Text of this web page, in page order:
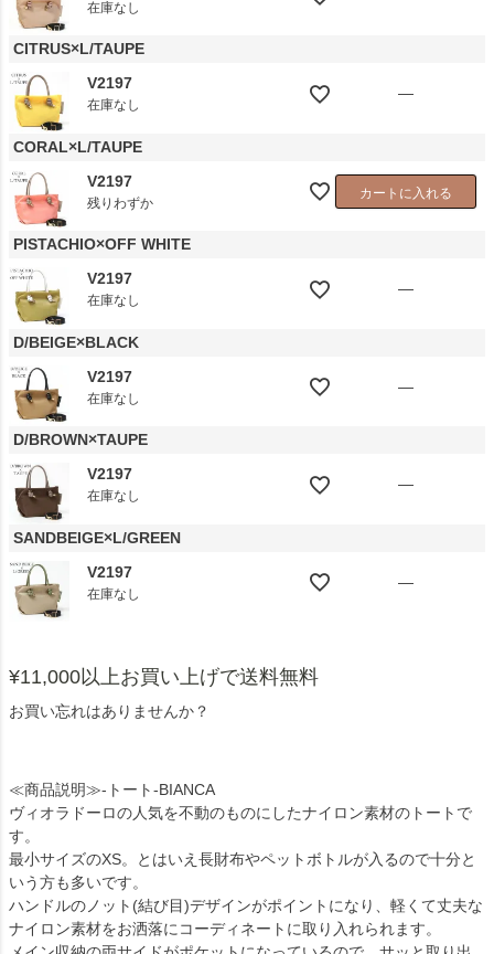
在庫なし
CITRUS×L/TAUPE
V2197
在庫なし
—
CORAL×L/TAUPE
V2197
残りわずか
カートに入れる
PISTACHIO×OFF WHITE
V2197
在庫なし
—
D/BEIGE×BLACK
V2197
在庫なし
—
D/BROWN×TAUPE
V2197
在庫なし
—
SANDBEIGE×L/GREEN
V2197
在庫なし
—
¥11,000以上お買い上げで送料無料
お買い忘れはありませんか？
≪商品説明≫-トート-BIANCA
ヴィオラドーロの人気を不動のものにしたナイロン素材のトートで
す。
最小サイズのXS。とはいえ長財布やペットボトルが入るので十分と
いう方も多いです。
ハンドルのノット(結び目)デザインがポイントになり、軽くて丈夫な
ナイロン素材をお洒落にコーディネートに取り入れられます。